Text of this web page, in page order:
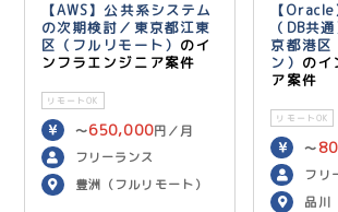
【AWS】公共系システム
の次期検討／東京都江東
区（フルリモート） のイ
ンフラエンジニア案件
リモートOK
〜650,000円／月
フリーランス
豊洲（フルリモート）
【
（DB共
京都港区
ン） のイ
ア案件
リモートOK
〜
フリ
品川